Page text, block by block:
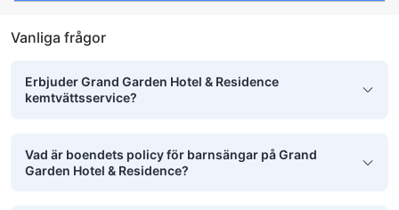
Vanliga frågor
Erbjuder Grand Garden Hotel & Residence
kemtvättsservice?
Vad är boendets policy för barnsängar på Grand
Garden Hotel & Residence?